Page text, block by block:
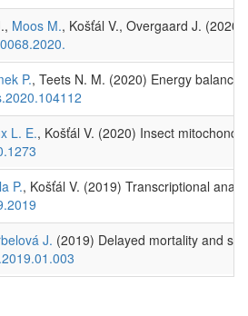
Moos M., Košťál V., Overgaard J.
P., Teets N. M. (2020) Energy
L. E., Košťál V. (2020) Insect
P., Košťál V. (2019) Transcriptional
J. (2019) Delayed mortality and